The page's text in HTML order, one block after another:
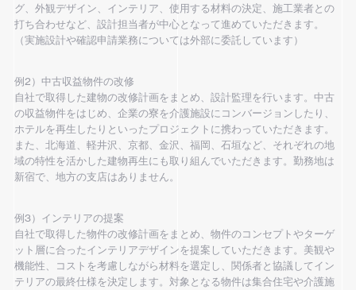
グ、外観デザイン、インテリア、使用する材料の決定、施工業者との
打ち合わせなど、設計担当者が中心となって進めていただきます。
（実施設計や確認申請業務については外部に委託しています）
例2）中古収益物件の改修
自社で取得した建物の改修計画をまとめ、設計監理を行います。中古
の収益物件をはじめ、企業の寮を介護施設にコンバージョンしたり、
ホテルを再生したりといったプロジェクトに携わっていただきます。
また、北海道、軽井沢、京都、金沢、福岡、石垣など、それぞれの地
域の特性を活かした建物再生にも取り組んでいただきます。勤務地は
新宿で、地方の支店はありません。
例3）インテリアの提案
自社で取得した物件の改修計画をまとめ、物件のコンセプトやターゲ
ット層に合ったインテリアデザインを提案していただきます。美観や
機能性、コストを考慮しながら材料を選定し、関係者と協議してイン
テリアの最終仕様を決定します。対象となる物件は集合住宅や介護施